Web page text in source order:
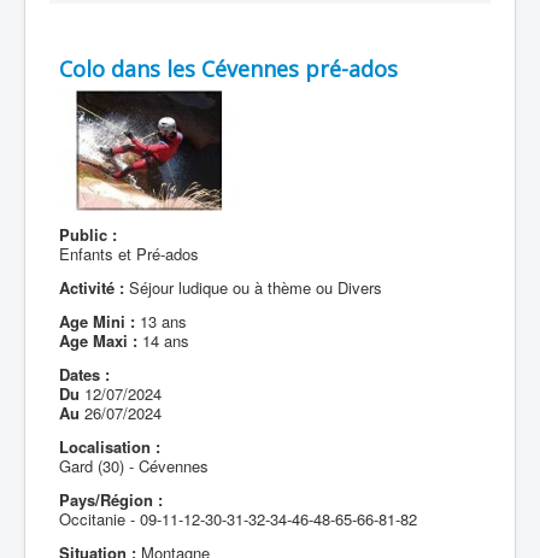
Colo dans les Cévennes pré-ados
Public :
Enfants et Pré-ados
Activité : Séjour ludique ou à thème ou Divers
Age Mini : 13 ans
Age Maxi : 14 ans
Dates :
Du 12/07/2024
Au 26/07/2024
Localisation :
Gard (30) - Cévennes
Pays/Région :
Occitanie - 09-11-12-30-31-32-34-46-48-65-66-81-82
Situation : Montagne